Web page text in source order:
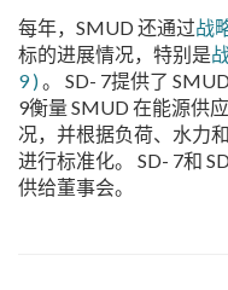
每年，SMUD 还通过战
标的进展情况，特别是
9 )。 SD- 7提供了
9衡量 SMUD 在能源供
况，并根据负荷、水力
进行标准化。 SD- 7和
供给董事会。